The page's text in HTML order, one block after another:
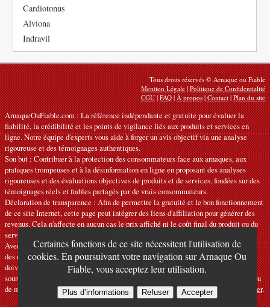
Certaines fonctions de ce site nécessitent l'utilisation de
cookies. En poursuivant votre navigation sur Arnaque Ou
Fiable, vous acceptez leur utilisation.
Plus d’informations Refuser Accepter
Cardiotonus
Alviona
Indravil
Tous droits réservés © Arnaque ou Fiable
Mention Légale|Politique de Confidentialité
CGU|FAQ|À propos|Contact|Plan du site
ArnaqueOuFiable.com : La référence indépendante et gratuite pour évaluer la
fiabilité, la crédibilité et les points de vigilance liés aux produits et services en
ligne. Notre équipe d'experts vous aide à forger un avis objectif via une analyse
rigoureuse et des témoignages authentiques.
Son but : Contribuer à la protection des consommateurs face aux arnaques, aux
pratiques trompeuses et à la désinformation en ligne en proposant des analyses
rigoureuses et des évaluations objectives de produits et de services, fondées sur des
témoignages réels et fiables partagés par de vrais consommateurs.
Déclaration de transparence : Afin de permettre la gratuité et le bon fonctionnement
de ce site Internet, cette page peut intégrer des liens d'affiliation pour générer des
revenus. Cela n'affecte en aucun cas le prix affiché ni le coût final du produit ou du
service.
Avertissements : Nos articles expriment des avis personnels et ne constituent pas
des recommandations officielles. Les informations fournies sont indicatives et
doivent être confirmées auprès du fabricant, du vendeur, du prestataire ou d’une
source officielle compétente. Nous déclinons toute responsabilité en cas d'erreur ou
de mauvaise utilisation. Si vous constatez une inexactitude, veuillez nous contacter.